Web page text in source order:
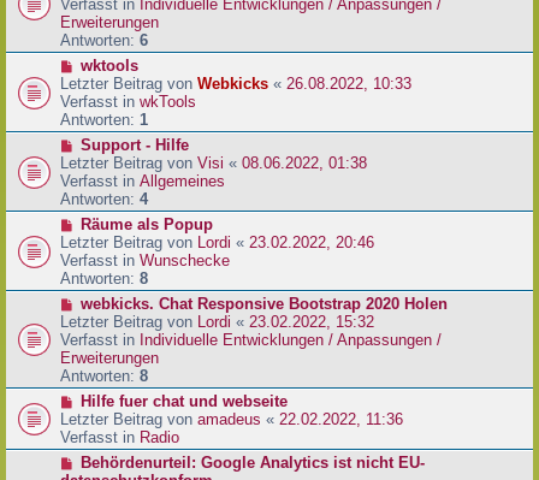
i
t
r
a
g
e
r
B
e
i
t
r
a
g
Verfasst in Individuelle Entwicklungen / Anpassungen /
Erweiterungen
Antworten: 6
N
e
u
e
r
B
e
i
t
a
g
wktools
Letzter Beitrag von Webkicks « 26.08.2022, 10:33
Verfasst in wkTools
Antworten: 1
N
e
u
e
r
B
e
i
t
a
g
Support - Hilfe
Letzter Beitrag von Visi « 08.06.2022, 01:38
Verfasst in Allgemeines
Antworten: 4
N
e
u
e
r
B
e
i
t
r
a
g
Räume als Popup
Letzter Beitrag von Lordi « 23.02.2022, 20:46
Verfasst in Wunschecke
Antworten: 8
N
e
u
e
r
B
e
i
t
webkicks. Chat Responsive Bootstrap 2020 Holen
Letzter Beitrag von Lordi « 23.02.2022, 15:32
Verfasst in Individuelle Entwicklungen / Anpassungen /
Erweiterungen
Antworten: 8
N
e
u
e
Hilfe fuer chat und webseite
Letzter Beitrag von amadeus « 22.02.2022, 11:36
Verfasst in Radio
NBehördenurteil: Google Analytics ist nicht EU-